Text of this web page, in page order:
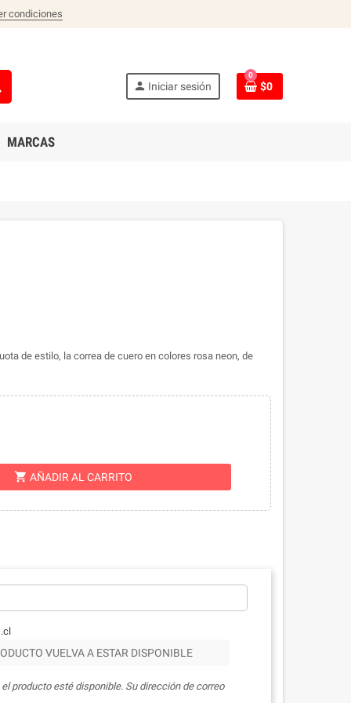
condiciones
person Iniciar sesión
0
$0
MARCAS
de estilo, la correa de cuero en colores rosa neon, de
shopping_cart AÑADIR AL CARRITO
VUELVA A ESTAR DISPONIBLE
producto esté disponible. Su dirección de correo